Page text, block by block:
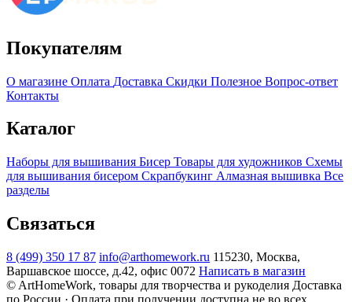
Покупателям
О магазине Оплата Доставка Скидки Полезное Вопрос-ответ
Контакты
Каталог
Наборы для вышивания Бисер Товары для художников Схемы
для вышивания бисером Скрапбукинг Алмазная вышивка Все
разделы
Связаться
8 (499) 350 17 87 info@arthomework.ru 115230, Москва,
Варшавское шоссе, д.42, офис 0072 Написать в магазин
© ArtHomeWork, товары для творчества и рукоделия Доставка